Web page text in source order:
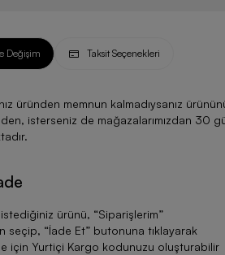
Değişim Taksit Seçenekleri
üründen memnun kalmadıysanız
isterseniz de mağazalarımızdan 30
ürünü, “Siparişlerim”
seçip, “İade Et” butonuna tıklayarak
için Yurtiçi Kargo kodunuzu oluşturabilir